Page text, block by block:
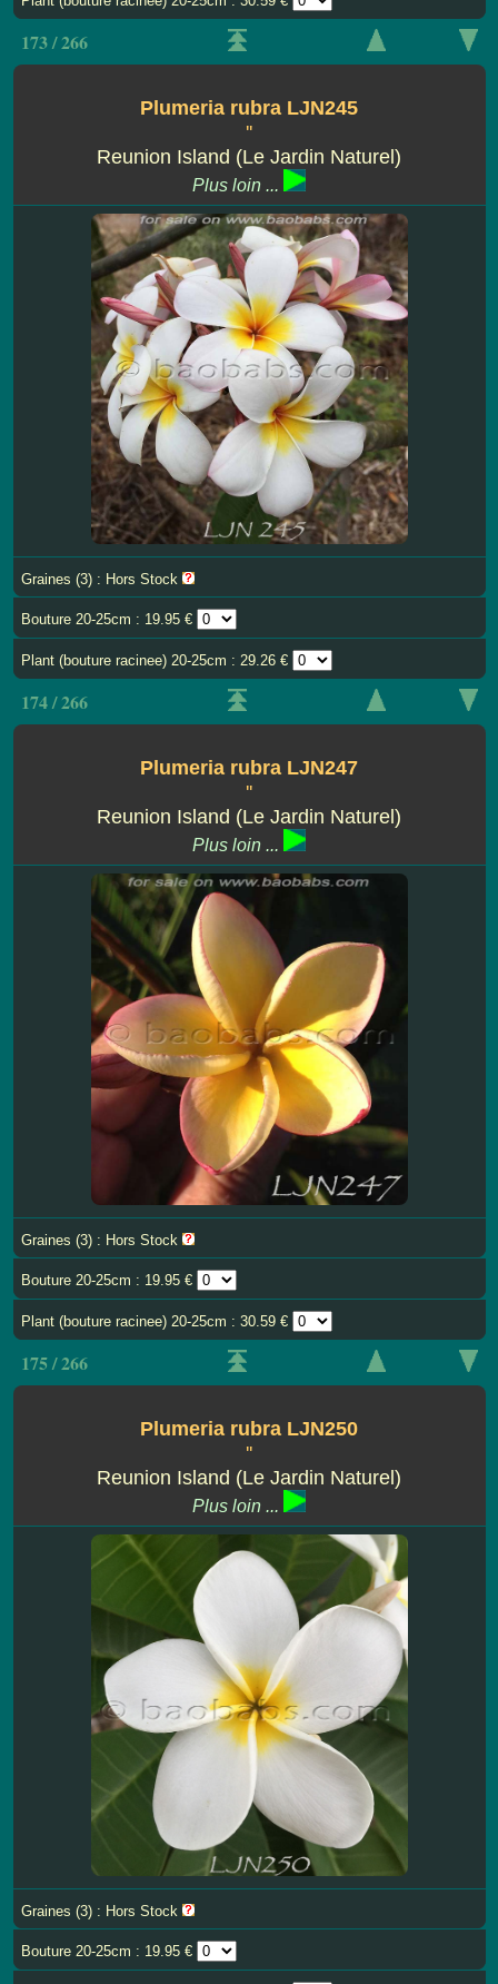
173 / 266
Plumeria rubra LJN245
''
Reunion Island (Le Jardin Naturel)
Plus loin ...
Graines (3) : Hors Stock
Bouture 20-25cm : 19.95 €
Plant (bouture racinee) 20-25cm : 29.26 €
174 / 266
Plumeria rubra LJN247
''
Reunion Island (Le Jardin Naturel)
Plus loin ...
Graines (3) : Hors Stock
Bouture 20-25cm : 19.95 €
Plant (bouture racinee) 20-25cm : 30.59 €
175 / 266
Plumeria rubra LJN250
''
Reunion Island (Le Jardin Naturel)
Plus loin ...
Graines (3) : Hors Stock
Bouture 20-25cm : 19.95 €